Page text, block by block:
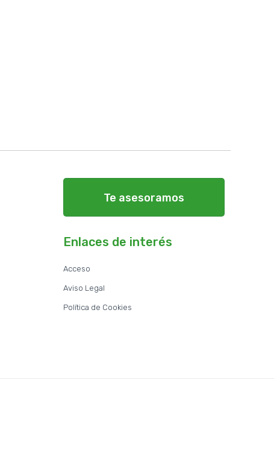
Te asesoramos
Enlaces de interés
Acceso
Aviso Legal
Política de Cookies